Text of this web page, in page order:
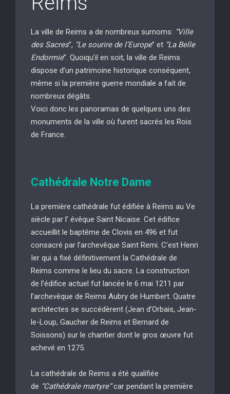
La ville de Reims a de nombreux surnoms: “Ville
des Sacres”, “Le sourire de l’Europe” et “La Belle
Endormie”. Quoiqu’il en soit, la ville de Reims
dispose d’un patrimoine historique conséquent,
même si la première guerre mondiale a fait de
nombreux dégâts.
Voici donc les panoramas de quelques uns des
monuments de la ville où furent sacrés les Rois
de France.
Cathédrale Notre Dame
La première cathédrale fut édifiée à Reims au Ve
siècle par l’ évêque Saint Nicaise. Cet édifice
accueillit le baptême de Clovis en 496 et fut
consacré par l’archevêque Saint Remi. C’est Henri
Ier qui a fixé définitivement la Cathédrale de
Reims comme le lieu du sacre. La construction
de l’édifice actuel fut lancée le 6 mai 1211 par
l’archevêque de Reims Aubry de Humbert. Quatre
architectes se succédèrent (Jean d’Orbais, Jean-
le-Loup, Gaucher de Reims et Bernard de
Soissons) sur le chantier dont le gros œuvre fut
achevé en 1275.
La cathédrale de Reims a été qualifiée
de “Cathédrale martyre“car pendant la première